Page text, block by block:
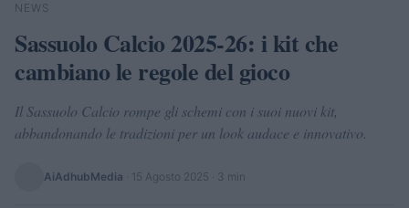
Cerca
NEWS
Sassuolo Calcio 2025-26: i kit che
cambiano le regole del gioco
Il Sassuolo Calcio rompe gli schemi con i suoi nuovi kit,
abbandonando le tradizioni per un look audace e innovativo.
AiAdhubMedia 15 Agosto 2025 · 3 min